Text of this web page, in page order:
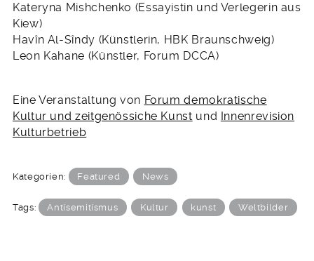
Kateryna Mishchenko (Essayistin und Verlegerin aus
Kiew)
Havîn Al-Sîndy (Künstlerin, HBK Braunschweig)
Leon Kahane (Künstler, Forum DCCA)
Eine Veranstaltung von Forum demokratische
Kultur und zeitgenössiche Kunst und Innenrevision
Kulturbetrieb
Kategorien: Featured News
Tags: Antisemitismus Kultur kunst Weltbilder